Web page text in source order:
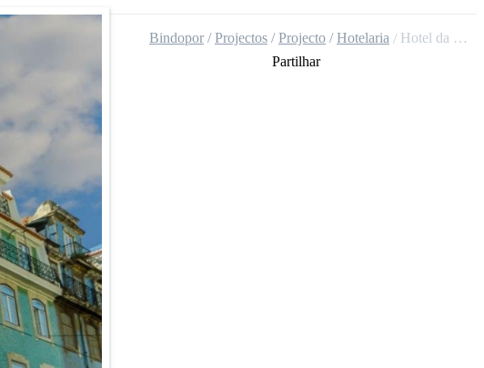
Bindopor Projectos Projecto Hotelaria Hotel da Baixa
Partilhar